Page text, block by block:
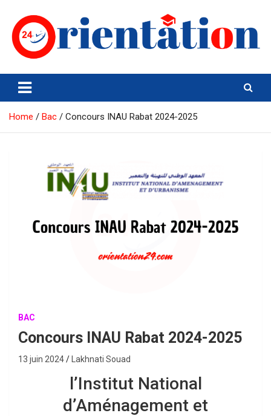
content
Orientation24
Emploi et Orientation au Maroc
Home Bac Concours INAU Rabat 2024-2025
BAC
Concours INAU Rabat 2024-2025
13 juin 2024 Lakhnati Souad
l’Institut National
d’Aménagement et